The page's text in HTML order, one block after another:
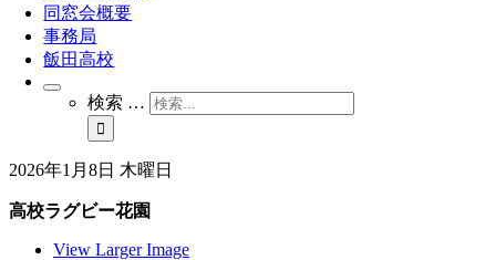
同窓会概要
事務局
飯田高校
検索 …
2026年1月8日 木曜日
高校ラグビー花園
View Larger Image